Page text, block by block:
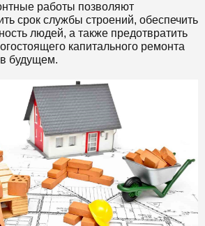
работы позволяют
срок службы строений, обеспечить
людей, а также предотвратить
капитального ремонта
будущем.